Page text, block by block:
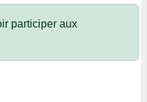
participer aux